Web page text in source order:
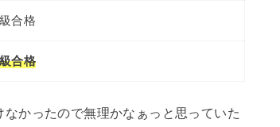
合格
合格
かったので無理かなぁっと思っていた